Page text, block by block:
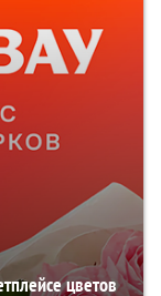
цветов